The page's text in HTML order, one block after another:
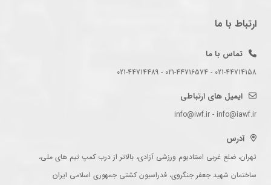
ارتباط با ما
تماس با ما
021-44714158 - 021-44716574 - 021-44714489
ایمیل های ارتباطی
info@iwf.ir - info@iawf.ir
آدرس
تهران، ضلع غربی استادیوم ورزشی آزادی، بالاتر از درب کمپ تیم های ملی،
ساختمان شهید جعفر جنگروی، فدراسیون کشتی جمهوری اسلامی ایران